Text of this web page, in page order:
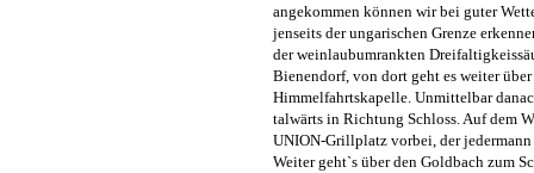
angekommen können wir bei guter
jenseits der ungarischen Grenze
der weinlaubumrankten
Bienendorf, von dort geht es weiter
Himmelfahrtskapelle. Unmittelbar
talwärts in Richtung Schloss. Auf dem
UNION-Grillplatz vorbei, der
Weiter geht`s über den Goldbach zum